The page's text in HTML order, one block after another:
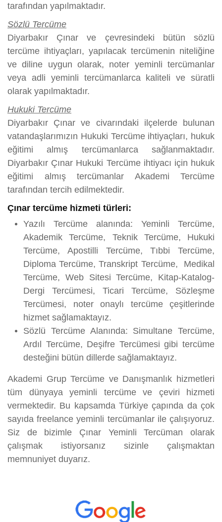
tarafından yapılmaktadır.
Sözlü Tercüme
Diyarbakır Çınar ve çevresindeki bütün sözlü
tercüme ihtiyaçları, yapılacak tercümenin niteliğine
ve diline uygun olarak, noter yeminli tercümanlar
veya adli yeminli tercümanlarca kaliteli ve süratli
olarak yapılmaktadır.
Hukuki Tercüme
Diyarbakır Çınar ve civarındaki ilçelerde bulunan
vatandaşlarımızın Hukuki Tercüme ihtiyaçları, hukuk
eğitimi almış tercümanlarca sağlanmaktadır.
Diyarbakır Çınar Hukuki Tercüme ihtiyacı için hukuk
eğitimi almış tercümanlar Akademi Tercüme
tarafından tercih edilmektedir.
Çınar tercüme hizmeti türleri:
Yazılı Tercüme alanında: Yeminli Tercüme,
Akademik Tercüme, Teknik Tercüme, Hukuki
Tercüme, Apostilli Tercüme, Tıbbi Tercüme,
Diploma Tercüme, Transkript Tercüme, Medikal
Tercüme, Web Sitesi Tercüme, Kitap-Katalog-
Dergi Tercümesi, Ticari Tercüme, Sözleşme
Tercümesi, noter onaylı tercüme çeşitlerinde
hizmet sağlamaktayız.
Sözlü Tercüme Alanında: Simultane Tercüme,
Ardıl Tercüme, Deşifre Tercümesi gibi tercüme
desteğini bütün dillerde sağlamaktayız.
Akademi Grup Tercüme ve Danışmanlık hizmetleri
tüm dünyaya yeminli tercüme ve çeviri hizmeti
vermektedir. Bu kapsamda Türkiye çapında da çok
sayıda freelance yeminli tercümanlar ile çalışıyoruz.
Siz de bizimle Çınar Yeminli Tercüman olarak
çalışmak istiyorsanız sizinle çalışmaktan
memnuniyet duyarız.